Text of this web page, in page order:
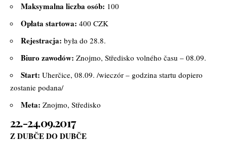
Maksymalna liczba osób: 100
Opłata startowa: 400 CZK
Rejestracja: była do 28.8.
Biuro zawodów: Znojmo, Středisko volného času – 08.09.
Start: Uherčice, 08.09. /wieczór – godzina startu dopiero
zostanie podana/
Meta: Znojmo, Středisko
22.-24.09.2017
Z DUBČE DO DUBČE